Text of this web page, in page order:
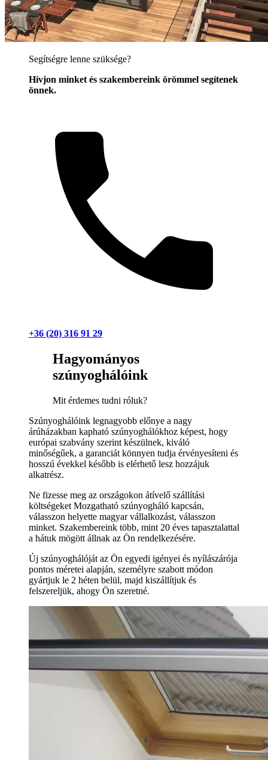
Segítségre lenne szüksége?
Hívjon minket és szakembereink örömmel segítenek
önnek.
+36 (20) 316 91 29
Hagyományos
szúnyoghálóink
Mit érdemes tudni róluk?
Szúnyoghálóink legnagyobb előnye a nagy
árúházakban kapható szúnyoghálókhoz képest, hogy
európai szabvány szerint készülnek, kiváló
minőségűek, a garanciát könnyen tudja érvényesíteni és
hosszú évekkel később is elérhető lesz hozzájuk
alkatrész.
Ne fizesse meg az országokon átívelő szállítási
költségeket Mozgatható szúnyogháló kapcsán,
válasszon helyette magyar vállalkozást, válasszon
minket. Szakembereink több, mint 20 éves tapasztalattal
a hátuk mögött állnak az Ön rendelkezésére.
Új szúnyoghálóját az Ön egyedi igényei és nyílászárója
pontos méretei alapján, személyre szabott módon
gyártjuk le 2 héten belül, majd kiszállítjuk és
felszereljük, ahogy Ön szeretné.